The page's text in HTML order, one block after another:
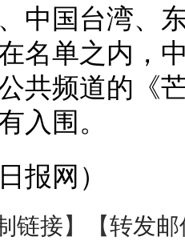
中国台湾、
名单之内，
共频道的《
入围。
报网）
链接】【转发邮